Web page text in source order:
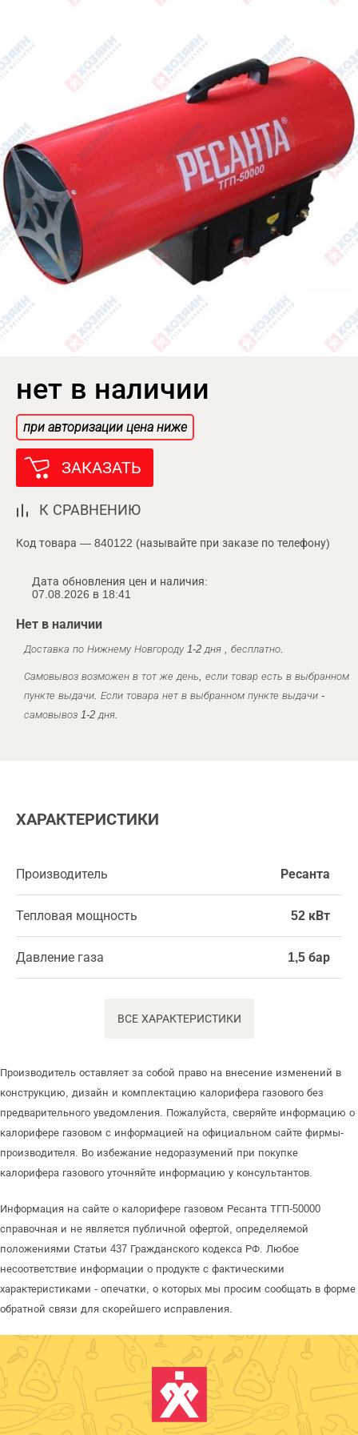
нет в наличии
при авторизации цена ниже
ЗАКАЗАТЬ
К СРАВНЕНИЮ
Код товара — 840122 (называйте при заказе по телефону)
Дата обновления цен и наличия:
07.08.2026 в 18:41
Нет в наличии
Доставка по Нижнему Новгороду 1-2 дня , бесплатно.
Самовывоз возможен в тот же день, если товар есть в выбранном
пункте выдачи. Если товара нет в выбранном пункте выдачи -
самовывоз 1-2 дня.
ХАРАКТЕРИСТИКИ
Производитель Ресанта
Тепловая мощность 52 кВт
Давление газа 1,5 бар
ВСЕ ХАРАКТЕРИСТИКИ
Производитель оставляет за собой право на внесение изменений в
конструкцию, дизайн и комплектацию калорифера газового без
предварительного уведомления. Пожалуйста, сверяйте информацию о
калорифере газовом с информацией на официальном сайте фирмы-
производителя. Во избежание недоразумений при покупке
калорифера газового уточняйте информацию у консультантов.
Информация на сайте о калорифере газовом Ресанта ТГП-50000
справочная и не является публичной офертой, определяемой
положениями Статьи 437 Гражданского кодекса РФ. Любое
несоответствие информации о продукте с фактическими
характеристиками - опечатки, о которых мы просим сообщать в форме
обратной связи для скорейшего исправления.